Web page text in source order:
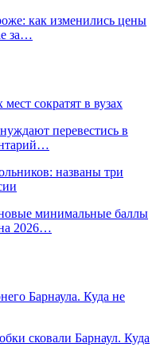
как изменились цены
за…
сократят в вузах
перевестись в
названы три
минимальные баллы
2026…
Барнаула. Куда не
сковали Барнаул. Куда